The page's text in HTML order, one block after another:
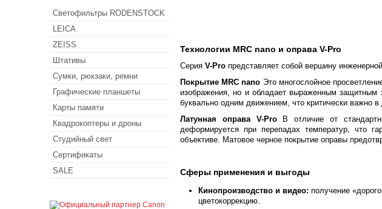
Технологии MRC nano и оправа V-Pro
Серия V-Pro представляет собой вершину
Покрытие MRC nano Это многослойное
изображения, но и обладает выраженным защитным
буквально одним движением, что критически важно
Латунная оправа V-ProВ отличие от
деформируется при перепадах температур, что
объективе. Матовое черное покрытие оправы
Сферы применения и выгоды
Кинопроизводство и видео: получение
цветокоррекцию.
Светофильтры RODENSTOCK
LEICA
ZEISS
Штативы
Сумки, рюкзаки, ремни
Графические планшеты
Карты памяти
Квадрокоптеры и дроны
Студийный свет
Сертификаты
SALE